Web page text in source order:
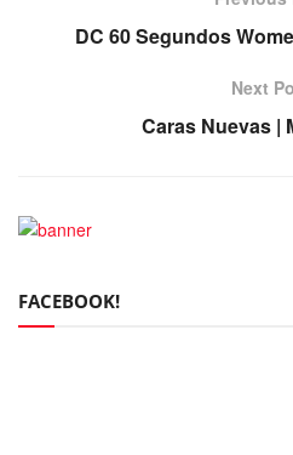
DC 60 Segundos
Next
Caras Nuevas |
FACEBOOK!